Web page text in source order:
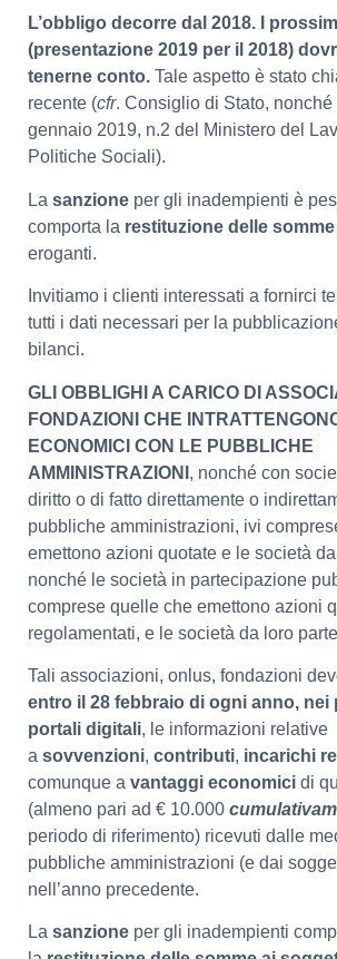
L’obbligo decorre dal 2018. I
(presentazione 2019 per il 2018)
tenerne conto. Tale aspetto è stato
recente (cfr. Consiglio di Stato, nonché
gennaio 2019, n.2 del Ministero del
Politiche Sociali).
La sanzione per gli inadempienti è
comporta la restituzione delle somme
eroganti.
Invitiamo i clienti interessati a fornirci
tutti i dati necessari per la
bilanci.
GLI OBBLIGHI A CARICO DI
FONDAZIONI CHE
ECONOMICI CON LE PUBBLICHE
AMMINISTRAZIONI , nonché con
diritto o di fatto direttamente o
pubbliche amministrazioni, ivi
emettono azioni quotate e le società
nonché le società in partecipazione
comprese quelle che emettono azioni
regolamentati, e le società da loro
Tali associazioni, onlus, fondazioni
entro il 28 febbraio di ogni anno, nei
portali digitali, le informazioni relative
a sovvenzioni, contributi, incarichi
comunque a vantaggi economici di
(almeno pari ad € 10.000
periodo di riferimento) ricevuti dalle
pubbliche amministrazioni (e dai
nell’anno precedente.
La sanzione per gli inadempienti